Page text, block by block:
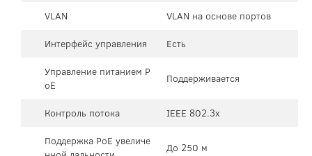
VLAN
VLAN на основе портов
Интерфейс управления
Есть
Управление питанием P
oE
Поддерживается
Контроль потока
IEEE 802.3x
Поддержка PoE увеличе
До 250 м